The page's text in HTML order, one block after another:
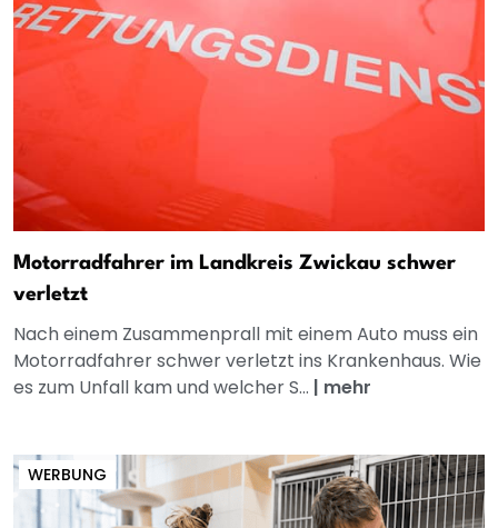
Motorradfahrer im Landkreis Zwickau schwer
verletzt
Nach einem Zusammenprall mit einem Auto muss ein
Motorradfahrer schwer verletzt ins Krankenhaus. Wie
es zum Unfall kam und welcher S... | mehr
WERBUNG